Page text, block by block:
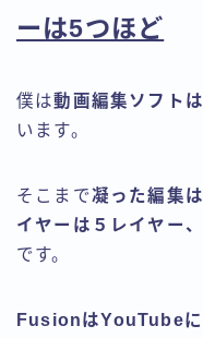
ーは5つほど
僕は動画編集ソフト
います。
そこまで凝った編集
イヤーは５レイヤー
です。
FusionはYouTubeに